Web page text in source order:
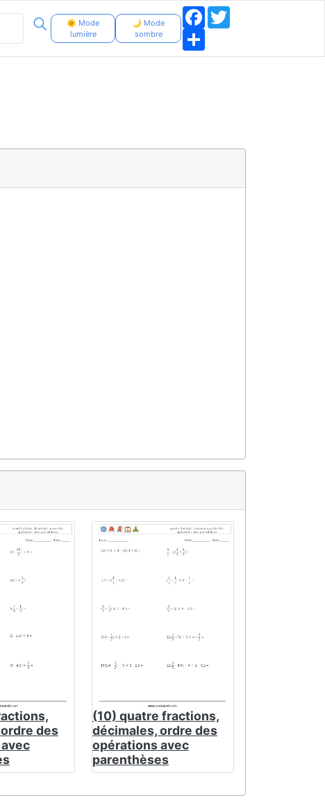
🌞 Mode
lumière
🌙 Mode
sombre
Facebook
des
(10) quatre fractions,
décimales, ordre des
opérations avec
parenthèses